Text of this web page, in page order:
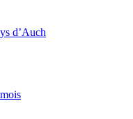
d’Auch